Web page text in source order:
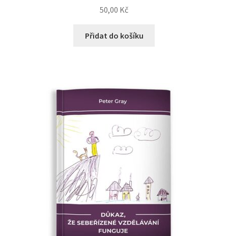
50,00 Kč
Přidat do košíku